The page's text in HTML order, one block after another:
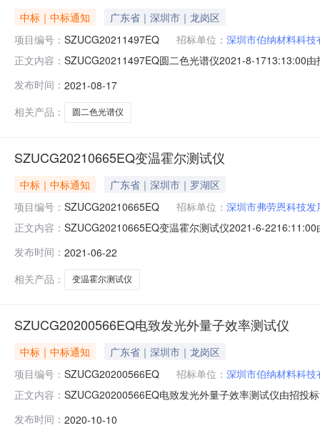
中标｜中标通知
广东省｜深圳市｜龙岗区
项目编号： SZUCG20211497EQ 招标单位： 深圳市伯纳材料科技
正文内容： SZUCG20211497EQ圆二色光谱仪2021-8-1713:13:00
查详情总得分排序1深圳市伯纳材料科技有限公司
发布时间： 2021-08-17
相关产品：
圆二色光谱仪
SZUCG20210665EQ变温霍尔测试仪
中标｜中标通知
广东省｜深圳市｜罗湖区
项目编号： SZUCG20210665EQ 招标单位： 深圳市弗劳恩科技发
正文内容： SZUCG20210665EQ变温霍尔测试仪2021-6-
检查详情总得分排序1深圳市弗劳恩科技发展有限公司
发布时间： 2021-06-22
相关产品：
变温霍尔测试仪
SZUCG20200566EQ电致发光外量子效率测试仪
中标｜中标通知
广东省｜深圳市｜龙岗区
项目编号： SZUCG20200566EQ 招标单位： 深圳市伯纳材料科技
正文内容： SZUCG20200566EQ电致发光外量子效率测试仪由招投
符合性检查详情总得分排序1深圳市伯纳材料科技有限公
发布时间： 2020-10-10